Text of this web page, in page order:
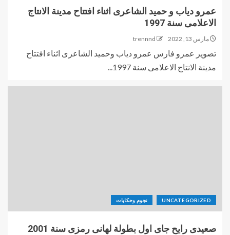
عمرو دياب و حميد الشاعرى اثناء افتتاح مدينة الانتاج
الاعلامى سنة 1997
مارس 13, 2022 trennnd
تصوير عمرو فارس عمرو دياب وحميد الشاعرى اثناء افتتاح
مدينة الانتاج الاعلامى سنة 1997...
UNCATEGORIZED نجوم وحكايات
صعيدى رايح جاى اول بطولة لهانى رمزى سنة 2001